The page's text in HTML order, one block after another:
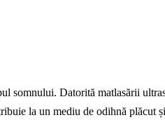
somnului. Datorită matlasării
la un mediu de odihnă plăcut